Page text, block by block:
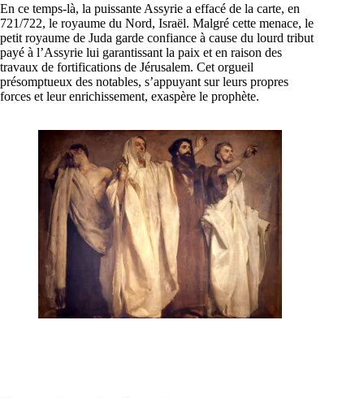
En ce temps-là, la puissante Assyrie a effacé de la carte, en
721/722, le royaume du Nord, Israël. Malgré cette menace, le
petit royaume de Juda garde confiance à cause du lourd tribut
payé à l’Assyrie lui garantissant la paix et en raison des
travaux de fortifications de Jérusalem. Cet orgueil
présomptueux des notables, s’appuyant sur leurs propres
forces et leur enrichissement, exaspère le prophète.